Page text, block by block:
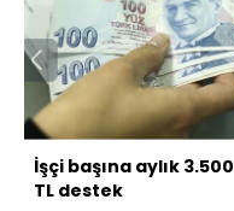
İşçi başına aylık 3.500
TL destek